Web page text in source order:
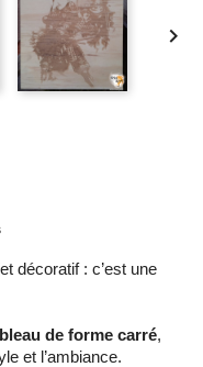

décoratif : c’est une
de forme carré,
et l’ambiance.